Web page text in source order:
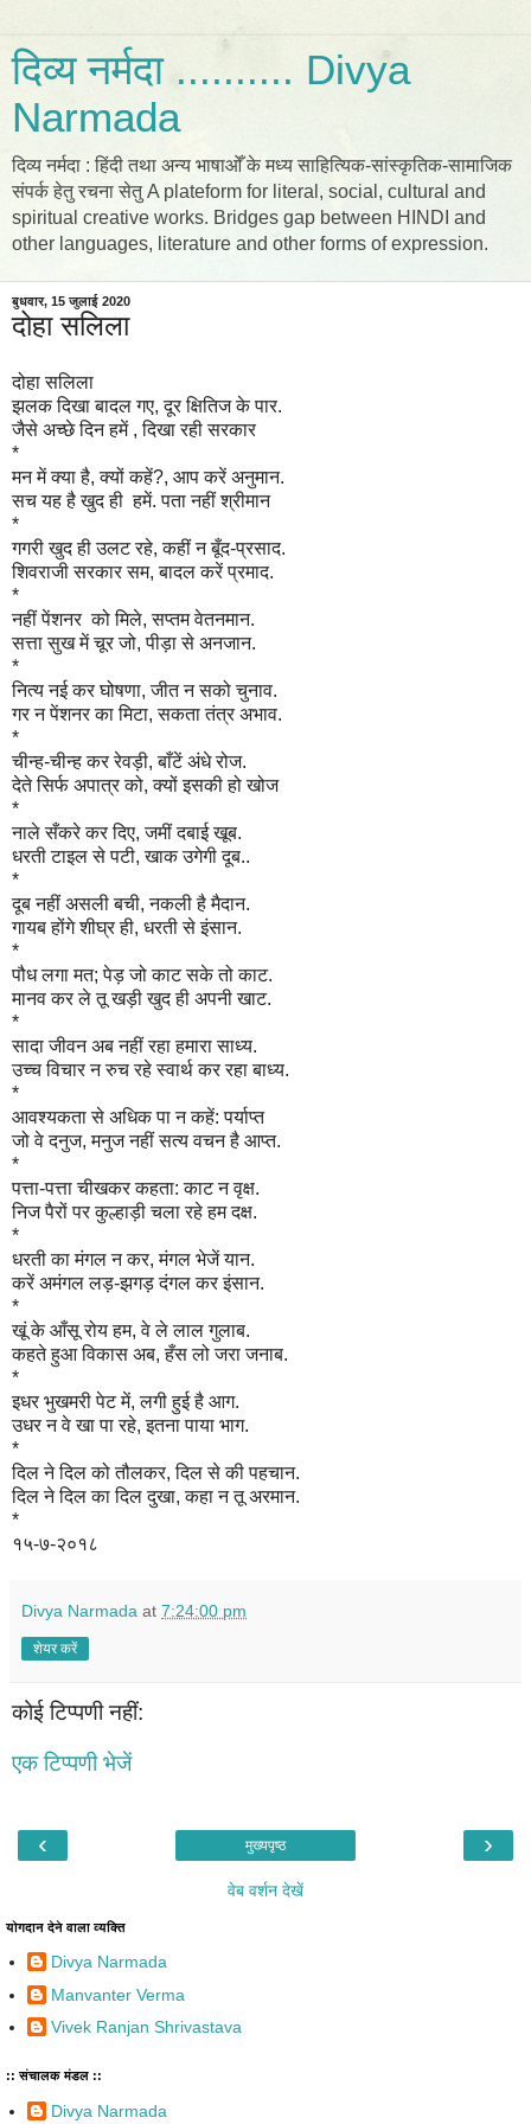
दिव्य नर्मदा .......... Divya
Narmada
दिव्य नर्मदा : हिंदी तथा अन्य भाषाओँ के मध्य साहित्यिक-सांस्कृतिक-सामाजिक
संपर्क हेतु रचना सेतु A plateform for literal, social, cultural and
spiritual creative works. Bridges gap between HINDI and
other languages, literature and other forms of expression.
बुधवार, 15 जुलाई 2020
दोहा सलिला
दोहा सलिला
झलक दिखा बादल गए,दूर क्षितिज के पार.
जैसे अच्छे दिन हमें ,दिखा रही सरकार
*
मन में क्या है, क्यों कहें?, आप करें अनुमान.
सच यह है खुद ही हमें.पता नहीं श्रीमान
*
गगरी खुद ही उलट रहे,कहीं न बूँद-प्रसाद.
शिवराजी सरकार सम,बादल करें प्रमाद.
*
नहीं पेंशनर को मिले,सप्तम वेतनमान.
सत्ता सुख में चूर जो,पीड़ा से अनजान.
*
नित्य नई कर घोषणा,जीत न सको चुनाव.
गर न पेंशनर का मिटा,सकता तंत्र अभाव.
*
चीन्ह-चीन्ह कर रेवड़ी,बाँटें अंधे रोज.
देते सिर्फ अपात्र को,क्यों इसकी हो खोज
*
नाले सँकरे कर दिए,जमीं दबाई खूब.
धरती टाइल से पटी,खाक उगेगी दूब..
*
दूब नहीं असली बची,नकली है मैदान.
गायब होंगे शीघ्र ही, धरती से इंसान.
*
पौध लगा मत; पेड़ जोकाट सके तो काट.
मानव कर ले तू खड़ीखुद ही अपनी खाट.
*
सादा जीवन अब नहींरहा हमारा साध्य.
उच्च विचार न रुच रहेस्वार्थ कर रहा बाध्य.
*
आवश्यकता से अधिकपा न कहें: पर्याप्त
जो वे दनुज, मनुज नहींसत्य वचन है आप्त.
*
पत्ता-पत्ता चीखकरकहता: काट न वृक्ष.
निज पैरों पर कुल्हाड़ीचला रहे हम दक्ष.
*
धरती का मंगल न कर,मंगल भेजें यान.
करें अमंगल लड़-झगड़दंगल कर इंसान.
*
खूं के आँसू रोय हम,वे ले लाल गुलाब.
कहते हुआ विकास अब,हँस लो जरा जनाब.
*
इधर भुखमरी पेट में,लगी हुई है आग.
उधर न वे खा पा रहे,इतना पाया भाग.
*
दिल ने दिल को तौलकर,दिल से की पहचान.
दिल ने दिल का दिल दुखा,कहा न तू अरमान.
*
१५-७-२०१८
Divya Narmada at 7:24:00 pm
शेयर करें
कोई टिप्पणी नहीं:
एक टिप्पणी भेजें
‹ ›
मुख्यपृष्ठ
वेब वर्शन देखें
योगदान देने वाला व्यक्ति
Divya Narmada
Manvanter Verma
Vivek Ranjan Shrivastava
:: संचालक मंडल ::
Divya Narmada